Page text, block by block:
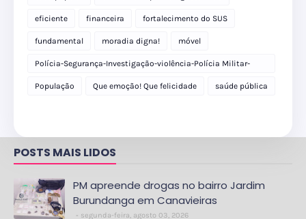
eficiente financeira fortalecimento do SUS
fundamental moradia digna! móvel
Polícia-Segurança-Investigação-violência-Polícia Militar-
delegacia
População Que emoção! Que felicidade saúde pública
POSTS MAIS LIDOS
PM apreende drogas no bairro Jardim
Burundanga em Canavieiras
segunda-feira, agosto 03, 2026